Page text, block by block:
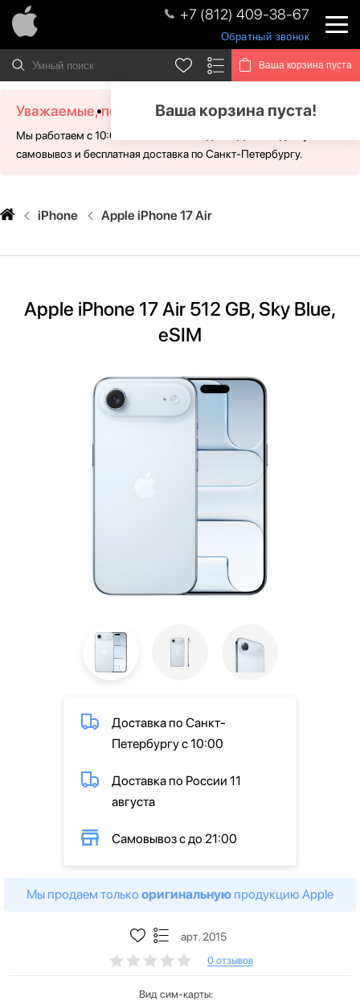
+7 (812) 409-38-67
Обратный звонок
Ваша корзина пуста
Ваша корзина пуста!
Уважаемые, посетители!
Мы работаем с 10:00 - 21:00 без выходных. Для Вас доступен
самовывоз и бесплатная доставка по Санкт-Петербургу.
iPhone Apple iPhone 17 Air
Apple iPhone 17 Air 512 GB, Sky Blue,
eSIM
Доставка по Санкт-
Петербургу с 10:00
Доставка по России 11
августа
Самовывоз с до 21:00
Мы продаем только оригинальную продукцию Apple
арт. 2015
0 отзывов
Вид сим-карты: